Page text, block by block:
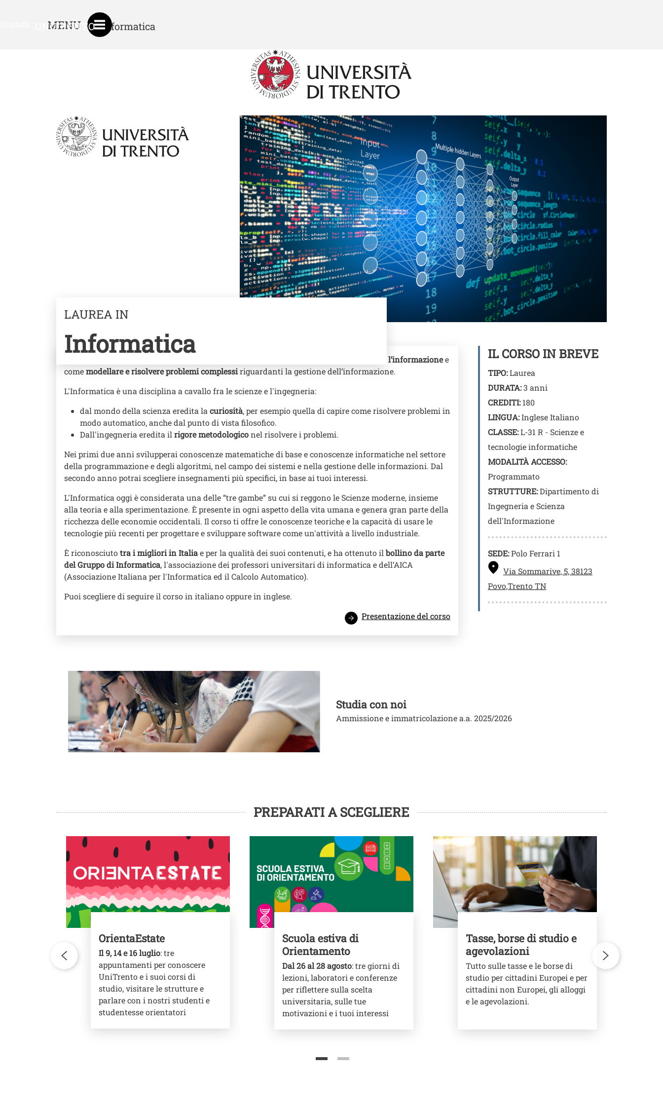
UNITRENTO Informatica
MENU
LAUREA IN
Informatica
Image
elaborare, memorizzare, trasmettere l’informazionee
comemodellare erisolvere problemi complessiriguardanti la gestione dell’informazione.
L'Informatica è una disciplina a cavallo fra le scienze e l'ingegneria:
dal mondo della scienza eredita la curiosità, per esempio quella di capire come risolvere problemi in
modo automatico, anche dal punto di vista filosofico.
Dall'ingegneria eredita il rigore metodologiconel risolvere i problemi.
Nei primi due anni svilupperai conoscenze matematiche di base e conoscenze informatiche nel settore
della programmazione e degli algoritmi, nel campo dei sistemi e nella gestione delle informazioni. Dal
secondo anno potrai scegliere insegnamenti più specifici, in base ai tuoi interessi.
L'Informatica oggi è considerata una delle “tre gambe” su cui si reggono le Scienze moderne, insieme
alla teoria e alla sperimentazione. È presente in ogni aspetto della vita umana e genera gran parte della
ricchezza delle economie occidentali. Il corso ti offre le conoscenze teoriche e la capacità di usare le
tecnologie più recenti per progettare e sviluppare software come un'attività a livello industriale.
È riconosciutotra i migliori in Italiae per la qualità dei suoi contenuti, e ha ottenuto il bollino da parte
del Gruppo di Informatica, l'associazione dei professori universitari di informatica e dell’AICA
(Associazione Italiana per l'Informatica ed il Calcolo Automatico).
Puoi scegliere di seguire il corso in italiano oppure in inglese.
Presentazione del corso
IL CORSO IN BREVE
TIPO:Laurea
DURATA:3 anni
CREDITI:180
LINGUA:Inglese Italiano
CLASSE:L-31 R - Scienze e
tecnologie informatiche
MODALITÀ ACCESSO:
Programmato
STRUTTURE:Dipartimento di
Ingegneria e Scienza
dell'Informazione
SEDE:Polo Ferrari 1
Via Sommarive, 5, 38123
Povo,Trento TN
Image
Studia con noi
Ammissione e immatricolazione a.a. 2025/2026
PREPARATI A SCEGLIERE
Image
OrientaEstate
Il 9, 14 e 16 luglio: tre
appuntamenti per conoscere
UniTrento e i suoi corsi di
studio, visitare le strutture e
parlare con i nostri studenti e
studentesse orientatori
Scuola estiva di
Orientamento
Dal 26 al 28 agosto: tre giorni di
lezioni, laboratori e conferenze
per riflettere sulla scelta
universitaria, sulle tue
motivazioni e i tuoi interessi
Image
Tasse, borse di studio e
agevolazioni
Tutto sulle tasse e le borse di
studio per cittadini Europei e per
cittadini non Europei, gli alloggi
e le agevolazioni.